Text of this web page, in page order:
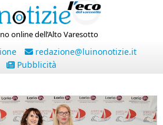
online dell’Alto Varesotto
redazione@luinonotizie.it
Pubblicità